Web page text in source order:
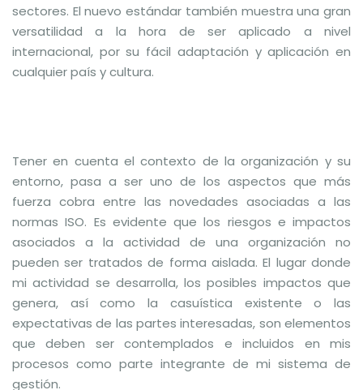
sectores. El nuevo estándar también muestra una gran
versatilidad a la hora de ser aplicado a nivel
internacional, por su fácil adaptación y aplicación en
cualquier país y cultura.
Tener en cuenta el contexto de la organización y su
entorno, pasa a ser uno de los aspectos que más
fuerza cobra entre las novedades asociadas a las
normas ISO. Es evidente que los riesgos e impactos
asociados a la actividad de una organización no
pueden ser tratados de forma aislada. El lugar donde
mi actividad se desarrolla, los posibles impactos que
genera, así como la casuística existente o las
expectativas de las partes interesadas, son elementos
que deben ser contemplados e incluidos en mis
procesos como parte integrante de mi sistema de
gestión.